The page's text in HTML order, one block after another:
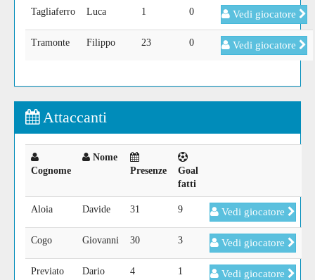
Tagliaferro Luca 1 0 Vedi giocatore
Tramonte Filippo 23 0 Vedi giocatore
Attaccanti
Cognome
Nome
Presenze
Goal
fatti
Aloia Davide 31 9 Vedi giocatore
Cogo Giovanni 30 3 Vedi giocatore
Previato Dario 4 1 Vedi giocatore